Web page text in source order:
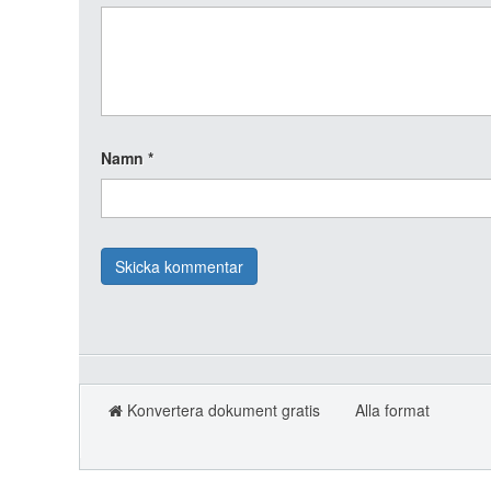
Namn *
Konvertera dokument gratis
Alla format